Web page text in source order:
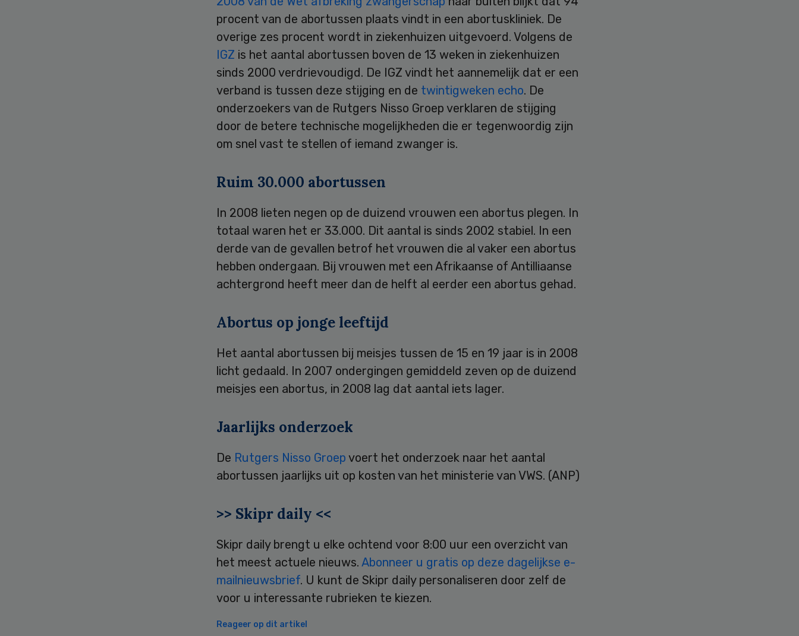
procent van de abortussen plaats vindt in een abortuskliniek. De
overige zes procent wordt in ziekenhuizen uitgevoerd. Volgens de
IGZ is het aantal abortussen boven de 13 weken in ziekenhuizen
sinds 2000 verdrievoudigd. De IGZ vindt het aannemelijk dat er een
verband is tussen deze stijging en de twintigweken echo. De
onderzoekers van de Rutgers Nisso Groep verklaren de stijging
door de betere technische mogelijkheden die er tegenwoordig zijn
om snel vast te stellen of iemand zwanger is.
Ruim 30.000 abortussen
In 2008 lieten negen op de duizend vrouwen een abortus plegen. In
totaal waren het er 33.000. Dit aantal is sinds 2002 stabiel. In een
derde van de gevallen betrof het vrouwen die al vaker een abortus
hebben ondergaan. Bij vrouwen met een Afrikaanse of Antilliaanse
achtergrond heeft meer dan de helft al eerder een abortus gehad.
Abortus op jonge leeftijd
Het aantal abortussen bij meisjes tussen de 15 en 19 jaar is in 2008
licht gedaald. In 2007 ondergingen gemiddeld zeven op de duizend
meisjes een abortus, in 2008 lag dat aantal iets lager.
Jaarlijks onderzoek
De Rutgers Nisso Groep voert het onderzoek naar het aantal
abortussen jaarlijks uit op kosten van het ministerie van VWS. (ANP)
>> Skipr daily <<
Skipr daily brengt u elke ochtend voor 8:00 uur een overzicht van
het meest actuele nieuws. Abonneer u gratis op deze dagelijkse e-
mailnieuwsbrief. U kunt de Skipr daily personaliseren door zelf de
voor u interessante rubrieken te kiezen.
Reageer op dit artikel